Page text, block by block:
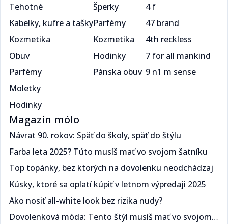
Tehotné
Kabelky, kufre a tašky
Kozmetika
Obuv
Parfémy
Moletky
Hodinky
Šperky
Parfémy
Kozmetika
Hodinky
Pánska obuv
4 f
47 brand
4th reckless
7 for all mankind
9 n1 m sense
Magazín mólo
Návrat 90. rokov: Späť do školy, späť do štýlu​​​​‌ ‍ ​‍​‍‌‍ ‌ ​‍‌‍‍‌‌‍‌ ‌‍‍‌‌‍ ‍​‍​‍​ ‍‍​‍​‍‌ ​ ‌‍​‌‌‍ ‍‌‍‍‌‌ ‌​‌ ‍‌​‍ ‍‌‍‍‌‌‍ ​‍​‍​‍ ​​‍​‍‌‍‍​‌ ​‍‌‍‌‌‌‍‌‍​‍​‍​ ‍‍​‍​‍‌‍‍​‌ ‌​‌ ‌​‌ ​​​ ‍‍​‍ ​‍ ‌‍ ​‌‍ ‌‍​ ‌‍​‌‌‍ ​‌‍‍​‌‍ ‌ ​ ‌ ‌​​ ‍‍​ ​ ​ ​​​ ​​​ ​​​‍ ‌ ​ ‌ ‌​‌ ‌‌‌‍‌​‌‍‍‌‌‍ ​‍ ‌‍‍‌‌‍ ‍‌ ‌​‌‍‌‌‌‍ ‍‌ ‌​​‍ ‌‍‌‌‌‍‌​‌‍‍‌‌ ‌​​‍ ‌‍ ‌‌‍ ‌‍‌​‌‍‌‌​ ‌‌ ​​‌ ​‍‌‍‌‌‌ ​ ‌‍‌‌‌‍ ‍‌ ‌​‌‍​‌‌ ‌​‌‍‍‌‌‍ ‌‍ ‍​ ‍ ‌‍‍‌‌‍‌​​ ‌​ ​‍‌‍​ ‌‍​ ‌‍‌​​ ‍​​ ‍​​ ‌‌​ ​‌​‍ ‌​ ‍​​ ​ ‌‍​‌​ ​‌​‍ ‌​ ‌​‌‍‌​​ ​‌​ ​‍​‍ ‌‌‍​‌‌‍​‌​ ​​​ ​​​‍ ‌​ ‍‌​ ‌ ​ ​‌‌‍​ ​ ​‌​ ​‌‌‍​‍‌‍‌​​ ​‍‌‍‌​‌‍‌‍​ ‌ ​ ‍ ‌ ‌​‌ ‍‌‌ ​​‌‍‌‌​ ‌‌ ​​‌‍ ‌ ​ ‌ ‌​​ ‍ ‌ ​​‌‍​‌‌ ‌​‌‍‍​​ ‌‌ ‌​‌‍‍‌‌ ‌​‌‍ ​‌‍‌‌​ ‌‍​‍‌‍​‌‌ ​ ‌‍‌‌‌‌‌‌‌ ​‍‌‍ ​​ ‌‌‍‍​‌ ‌​‌ ‌​‌ ​​​‍‌‌​ ​ ‌​​‌​‍‌‌​ ​‍‌​‌‍​‍‌‌​ ​‍‌​‌‍‌‍ ​‌‍ ‌‍​ ‌‍​‌‌‍ ​‌‍‍​‌‍ ‌ ​ ‌ ‌​​‍‌‌​ ​ ‌​​‌​ ​ ​ ​​​ ​​​ ​​​‍‌‌​ ​‍‌​‌‍‌ ​ ‌ ‌​‌ ‌‌‌‍‌​‌‍‍‌‌‍ ​‍‌‍‌‍‍‌‌‍‌​​ ‌​ ​‍‌‍​ ‌‍​ ‌‍‌​​ ‍​​ ‍​​ ‌‌​ ​‌​‍ ‌​ ‍​​ ​ ‌‍​‌​ ​‌​‍ ‌​ ‌​‌‍‌​​ ​‌​ ​‍​‍ ‌‌‍​‌‌‍​‌​ ​​​ ​​​‍ ‌​ ‍‌​ ‌ ​ ​‌‌‍​ ​ ​‌​ ​‌‌‍​‍‌‍‌​​ ​‍‌‍‌​‌‍‌‍​ ‌ ​‍‌‍‌ ‌​‌ ‍‌‌ ​​‌‍‌‌​ ‌‌ ​​‌‍ ‌ ​ ‌ ‌​​‍‌‍‌ ​​‌‍​‌‌ ‌​‌‍‍​​ ‌‌ ‌​‌‍‍‌‌ ‌​‌‍ ​‌‍‌‌​‍‌‍‌ ​​‌‍‌‌‌ ​‍‌ ​ ‌ ​​‌‍‌‌‌‍​ ‌ ‌​‌‍‍‌‌ ‌‍‌‍‌‌​ ‌‌ ​​‌ ‌‌‌‍​‍‌‍ ​‌‍‍‌‌ ​ ‌‍‍​‌‍‌‌‌‍‌​​‍​‍‌ ‌
Farba leta 2025? Túto musíš mať vo svojom šatníku ​​​​‌ ‍ ​‍​‍‌‍ ‌ ​‍‌‍‍‌‌‍‌ ‌‍‍‌‌‍ ‍​‍​‍​ ‍‍​‍​‍‌ ​ ‌‍​‌‌‍ ‍‌‍‍‌‌ ‌​‌ ‍‌​‍ ‍‌‍‍‌‌‍ ​‍​‍​‍ ​​‍​‍‌‍‍​‌ ​‍‌‍‌‌‌‍‌‍​‍​‍​ ‍‍​‍​‍‌‍‍​‌ ‌​‌ ‌​‌ ​​​ ‍‍​‍ ​‍ ‌‍ ​‌‍ ‌‍​ ‌‍​‌‌‍ ​‌‍‍​‌‍ ‌ ​ ‌ ‌​​ ‍‍​ ​ ​ ​​​ ​​​ ​​​‍ ‌ ​ ‌ ‌​‌ ‌‌‌‍‌​‌‍‍‌‌‍ ​‍ ‌‍‍‌‌‍ ‍‌ ‌​‌‍‌‌‌‍ ‍‌ ‌​​‍ ‌‍‌‌‌‍‌​‌‍‍‌‌ ‌​​‍ ‌‍ ‌‌‍ ‌‍‌​‌‍‌‌​ ‌‌ ​​‌ ​‍‌‍‌‌‌ ​ ‌‍‌‌‌‍ ‍‌ ‌​‌‍​‌‌ ‌​‌‍‍‌‌‍ ‌‍ ‍​ ‍ ‌‍‍‌‌‍‌​​ ‌​ ​‌‌‍​‌​ ‌​​ ‌‍​ ​​‌‍​‌​ ​‍‌‍​‍​‍ ‌​ ‍​‌‍​‍‌‍​‍‌‍‌‍​‍ ‌​ ‌​‌‍‌‍​ ​​​ ​‍​‍ ‌‌‍​‌‌‍​‍​ ‌ ‌‍‌‍​‍ ‌‌‍‌‍​ ‍‌‌‍​ ‌‍​‍​ ‍‌​ ‍‌‌‍‌‌​ ​​‌‍‌‍​ ​ ‌‍‌​​ ​‍​ ‍ ‌ ‌​‌ ‍‌‌ ​​‌‍‌‌​ ‌‌ ​​‌‍ ‌ ​ ‌ ‌​​ ‍ ‌ ​​‌‍​‌‌ ‌​‌‍‍​​ ‌‌ ‌​‌‍‍‌‌ ‌​‌‍ ​‌‍‌‌​ ‌‍​‍‌‍​‌‌ ​ ‌‍‌‌‌‌‌‌‌ ​‍‌‍ ​​ ‌‌‍‍​‌ ‌​‌ ‌​‌ ​​​‍‌‌​ ​ ‌​​‌​‍‌‌​ ​‍‌​‌‍​‍‌‌​ ​‍‌​‌‍‌‍ ​‌‍ ‌‍​ ‌‍​‌‌‍ ​‌‍‍​‌‍ ‌ ​ ‌ ‌​​‍‌‌​ ​ ‌​​‌​ ​ ​ ​​​ ​​​ ​​​‍‌‌​ ​‍‌​‌‍‌ ​ ‌ ‌​‌ ‌‌‌‍‌​‌‍‍‌‌‍ ​‍‌‍‌‍‍‌‌‍‌​​ ‌​ ​‌‌‍​‌​ ‌​​ ‌‍​ ​​‌‍​‌​ ​‍‌‍​‍​‍ ‌​ ‍​‌‍​‍‌‍​‍‌‍‌‍​‍ ‌​ ‌​‌‍‌‍​ ​​​ ​‍​‍ ‌‌‍​‌‌‍​‍​ ‌ ‌‍‌‍​‍ ‌‌‍‌‍​ ‍‌‌‍​ ‌‍​‍​ ‍‌​ ‍‌‌‍‌‌​ ​​‌‍‌‍​ ​ ‌‍‌​​ ​‍​‍‌‍‌ ‌​‌ ‍‌‌ ​​‌‍‌‌​ ‌‌ ​​‌‍ ‌ ​ ‌ ‌​​‍‌‍‌ ​​‌‍​‌‌ ‌​‌‍‍​​ ‌‌ ‌​‌‍‍‌‌ ‌​‌‍ ​‌‍‌‌​‍‌‍‌ ​​‌‍‌‌‌ ​‍‌ ​ ‌ ​​‌‍‌‌‌‍​ ‌ ‌​‌‍‍‌‌ ‌‍‌‍‌‌​ ‌‌ ​​‌ ‌‌‌‍​‍‌‍ ​‌‍‍‌‌ ​ ‌‍‍​‌‍‌‌‌‍‌​​‍​‍‌ ‌
Top topánky, bez ktorých na dovolenku neodchádzaj​​​​‌ ‍ ​‍​‍‌‍ ‌ ​‍‌‍‍‌‌‍‌ ‌‍‍‌‌‍ ‍​‍​‍​ ‍‍​‍​‍‌ ​ ‌‍​‌‌‍ ‍‌‍‍‌‌ ‌​‌ ‍‌​‍ ‍‌‍‍‌‌‍ ​‍​‍​‍ ​​‍​‍‌‍‍​‌ ​‍‌‍‌‌‌‍‌‍​‍​‍​ ‍‍​‍​‍‌‍‍​‌ ‌​‌ ‌​‌ ​​​ ‍‍​‍ ​‍ ‌‍ ​‌‍ ‌‍​ ‌‍​‌‌‍ ​‌‍‍​‌‍ ‌ ​ ‌ ‌​​ ‍‍​ ​ ​ ​​​ ​​​ ​​​‍ ‌ ​ ‌ ‌​‌ ‌‌‌‍‌​‌‍‍‌‌‍ ​‍ ‌‍‍‌‌‍ ‍‌ ‌​‌‍‌‌‌‍ ‍‌ ‌​​‍ ‌‍‌‌‌‍‌​‌‍‍‌‌ ‌​​‍ ‌‍ ‌‌‍ ‌‍‌​‌‍‌‌​ ‌‌ ​​‌ ​‍‌‍‌‌‌ ​ ‌‍‌‌‌‍ ‍‌ ‌​‌‍​‌‌ ‌​‌‍‍‌‌‍ ‌‍ ‍​ ‍ ‌‍‍‌‌‍‌​​ ‌​ ​‌​ ‍‌​ ​‍‌‍​ ​ ‌ ​ ​‌​ ‌‌​ ​‍​‍ ‌‌‍​‌‌‍​‌​ ‍​‌‍​‍​‍ ‌​ ‌​​ ‌‌​ ‍‌‌‍‌‍​‍ ‌‌‍​‌​ ‍​​ ‌ ​ ‍​​‍ ‌​ ‍‌​ ‌ ​ ​​​ ‍‌‌‍​ ​ ‍​​ ‍‌​ ​‍​ ​​‌‍‌‍‌‍​‍‌‍‌‌​ ‍ ‌ ‌​‌ ‍‌‌ ​​‌‍‌‌​ ‌‌ ​​‌‍ ‌ ​ ‌ ‌​​ ‍ ‌ ​​‌‍​‌‌ ‌​‌‍‍​​ ‌‌ ‌​‌‍‍‌‌ ‌​‌‍ ​‌‍‌‌​ ‌‍​‍‌‍​‌‌ ​ ‌‍‌‌‌‌‌‌‌ ​‍‌‍ ​​ ‌‌‍‍​‌ ‌​‌ ‌​‌ ​​​‍‌‌​ ​ ‌​​‌​‍‌‌​ ​‍‌​‌‍​‍‌‌​ ​‍‌​‌‍‌‍ ​‌‍ ‌‍​ ‌‍​‌‌‍ ​‌‍‍​‌‍ ‌ ​ ‌ ‌​​‍‌‌​ ​ ‌​​‌​ ​ ​ ​​​ ​​​ ​​​‍‌‌​ ​‍‌​‌‍‌ ​ ‌ ‌​‌ ‌‌‌‍‌​‌‍‍‌‌‍ ​‍‌‍‌‍‍‌‌‍‌​​ ‌​ ​‌​ ‍‌​ ​‍‌‍​ ​ ‌ ​ ​‌​ ‌‌​ ​‍​‍ ‌‌‍​‌‌‍​‌​ ‍​‌‍​‍​‍ ‌​ ‌​​ ‌‌​ ‍‌‌‍‌‍​‍ ‌‌‍​‌​ ‍​​ ‌ ​ ‍​​‍ ‌​ ‍‌​ ‌ ​ ​​​ ‍‌‌‍​ ​ ‍​​ ‍‌​ ​‍​ ​​‌‍‌‍‌‍​‍‌‍‌‌​‍‌‍‌ ‌​‌ ‍‌‌ ​​‌‍‌‌​ ‌‌ ​​‌‍ ‌ ​ ‌ ‌​​‍‌‍‌ ​​‌‍​‌‌ ‌​‌‍‍​​ ‌‌ ‌​‌‍‍‌‌ ‌​‌‍ ​‌‍‌‌​‍‌‍‌ ​​‌‍‌‌‌ ​‍‌ ​ ‌ ​​‌‍‌‌‌‍​ ‌ ‌​‌‍‍‌‌ ‌‍‌‍‌‌​ ‌‌ ​​‌ ‌‌‌‍​‍‌‍ ​‌‍‍‌‌ ​ ‌‍‍​‌‍‌‌‌‍‌​​‍​‍‌ ‌
Kúsky, ktoré sa oplatí kúpiť v letnom výpredaji 2025​​​​‌ ‍ ​‍​‍‌‍ ‌ ​‍‌‍‍‌‌‍‌ ‌‍‍‌‌‍ ‍​‍​‍​ ‍‍​‍​‍‌ ​ ‌‍​‌‌‍ ‍‌‍‍‌‌ ‌​‌ ‍‌​‍ ‍‌‍‍‌‌‍ ​‍​‍​‍ ​​‍​‍‌‍‍​‌ ​‍‌‍‌‌‌‍‌‍​‍​‍​ ‍‍​‍​‍‌‍‍​‌ ‌​‌ ‌​‌ ​​​ ‍‍​‍ ​‍ ‌‍ ​‌‍ ‌‍​ ‌‍​‌‌‍ ​‌‍‍​‌‍ ‌ ​ ‌ ‌​​ ‍‍​ ​ ​ ​​​ ​​​ ​​​‍ ‌ ​ ‌ ‌​‌ ‌‌‌‍‌​‌‍‍‌‌‍ ​‍ ‌‍‍‌‌‍ ‍‌ ‌​‌‍‌‌‌‍ ‍‌ ‌​​‍ ‌‍‌‌‌‍‌​‌‍‍‌‌ ‌​​‍ ‌‍ ‌‌‍ ‌‍‌​‌‍‌‌​ ‌‌ ​​‌ ​‍‌‍‌‌‌ ​ ‌‍‌‌‌‍ ‍‌ ‌​‌‍​‌‌ ‌​‌‍‍‌‌‍ ‌‍ ‍​ ‍ ‌‍‍‌‌‍‌​​ ‌‌‍​‌‌‍​‍​ ​ ​ ‌​‌‍‌​‌‍‌‌​ ​ ‌‍‌​​‍ ‌​ ‍‌​ ​‌​ ‍‌​ ​‍​‍ ‌​ ‌​‌‍​‌​ ​‌​ ‍​​‍ ‌‌‍​‌​ ‌‌​ ‍​‌‍‌‌​‍ ‌‌‍‌‍​ ‌‌‌‍​‌‌‍​‌​ ​‌‌‍​ ​ ‍‌​ ‌ ‌‍‌​‌‍​‌​ ​​‌‍​ ​ ‍ ‌ ‌​‌ ‍‌‌ ​​‌‍‌‌​ ‌‌ ​​‌‍ ‌ ​ ‌ ‌​​ ‍ ‌ ​​‌‍​‌‌ ‌​‌‍‍​​ ‌‌ ‌​‌‍‍‌‌ ‌​‌‍ ​‌‍‌‌​ ‌‍​‍‌‍​‌‌ ​ ‌‍‌‌‌‌‌‌‌ ​‍‌‍ ​​ ‌‌‍‍​‌ ‌​‌ ‌​‌ ​​​‍‌‌​ ​ ‌​​‌​‍‌‌​ ​‍‌​‌‍​‍‌‌​ ​‍‌​‌‍‌‍ ​‌‍ ‌‍​ ‌‍​‌‌‍ ​‌‍‍​‌‍ ‌ ​ ‌ ‌​​‍‌‌​ ​ ‌​​‌​ ​ ​ ​​​ ​​​ ​​​‍‌‌​ ​‍‌​‌‍‌ ​ ‌ ‌​‌ ‌‌‌‍‌​‌‍‍‌‌‍ ​‍‌‍‌‍‍‌‌‍‌​​ ‌‌‍​‌‌‍​‍​ ​ ​ ‌​‌‍‌​‌‍‌‌​ ​ ‌‍‌​​‍ ‌​ ‍‌​ ​‌​ ‍‌​ ​‍​‍ ‌​ ‌​‌‍​‌​ ​‌​ ‍​​‍ ‌‌‍​‌​ ‌‌​ ‍​‌‍‌‌​‍ ‌‌‍‌‍​ ‌‌‌‍​‌‌‍​‌​ ​‌‌‍​ ​ ‍‌​ ‌ ‌‍‌​‌‍​‌​ ​​‌‍​ ​‍‌‍‌ ‌​‌ ‍‌‌ ​​‌‍‌‌​ ‌‌ ​​‌‍ ‌ ​ ‌ ‌​​‍‌‍‌ ​​‌‍​‌‌ ‌​‌‍‍​​ ‌‌ ‌​‌‍‍‌‌ ‌​‌‍ ​‌‍‌‌​‍‌‍‌ ​​‌‍‌‌‌ ​‍‌ ​ ‌ ​​‌‍‌‌‌‍​ ‌ ‌​‌‍‍‌‌ ‌‍‌‍‌‌​ ‌‌ ​​‌ ‌‌‌‍​‍‌‍ ​‌‍‍‌‌ ​ ‌‍‍​‌‍‌‌‌‍‌​​‍​‍‌ ‌
Ako nosiť all-white look bez rizika nudy?​​​​‌ ‍ ​‍​‍‌‍ ‌ ​‍‌‍‍‌‌‍‌ ‌‍‍‌‌‍ ‍​‍​‍​ ‍‍​‍​‍‌ ​ ‌‍​‌‌‍ ‍‌‍‍‌‌ ‌​‌ ‍‌​‍ ‍‌‍‍‌‌‍ ​‍​‍​‍ ​​‍​‍‌‍‍​‌ ​‍‌‍‌‌‌‍‌‍​‍​‍​ ‍‍​‍​‍‌‍‍​‌ ‌​‌ ‌​‌ ​​​ ‍‍​‍ ​‍ ‌‍ ​‌‍ ‌‍​ ‌‍​‌‌‍ ​‌‍‍​‌‍ ‌ ​ ‌ ‌​​ ‍‍​ ​ ​ ​​​ ​​​ ​​​‍ ‌ ​ ‌ ‌​‌ ‌‌‌‍‌​‌‍‍‌‌‍ ​‍ ‌‍‍‌‌‍ ‍‌ ‌​‌‍‌‌‌‍ ‍‌ ‌​​‍ ‌‍‌‌‌‍‌​‌‍‍‌‌ ‌​​‍ ‌‍ ‌‌‍ ‌‍‌​‌‍‌‌​ ‌‌ ​​‌ ​‍‌‍‌‌‌ ​ ‌‍‌‌‌‍ ‍‌ ‌​‌‍​‌‌ ‌​‌‍‍‌‌‍ ‌‍ ‍​ ‍ ‌‍‍‌‌‍‌​​ ‌‌‍‌‍​ ‌‌​ ‍‌​ ‍‌​ ‍​​ ‌‌‌‍‌‍​ ​ ​‍ ‌​ ‍‌‌‍​ ​ ​ ‌‍​‌​‍ ‌​ ‌​‌‍‌‌​ ‌​​ ​​​‍ ‌​ ‍​​ ‌ ​ ​‍‌‍‌‌​‍ ‌​ ‌​​ ​‌‌‍‌​‌‍‌‌‌‍‌‌‌‍​‍‌‍‌‌​ ​‌​ ‍‌‌‍‌‌​ ‌‍​ ‌ ​ ‍ ‌ ‌​‌ ‍‌‌ ​​‌‍‌‌​ ‌‌ ​​‌‍ ‌ ​ ‌ ‌​​ ‍ ‌ ​​‌‍​‌‌ ‌​‌‍‍​​ ‌‌ ‌​‌‍‍‌‌ ‌​‌‍ ​‌‍‌‌​ ‌‍​‍‌‍​‌‌ ​ ‌‍‌‌‌‌‌‌‌ ​‍‌‍ ​​ ‌‌‍‍​‌ ‌​‌ ‌​‌ ​​​‍‌‌​ ​ ‌​​‌​‍‌‌​ ​‍‌​‌‍​‍‌‌​ ​‍‌​‌‍‌‍ ​‌‍ ‌‍​ ‌‍​‌‌‍ ​‌‍‍​‌‍ ‌ ​ ‌ ‌​​‍‌‌​ ​ ‌​​‌​ ​ ​ ​​​ ​​​ ​​​‍‌‌​ ​‍‌​‌‍‌ ​ ‌ ‌​‌ ‌‌‌‍‌​‌‍‍‌‌‍ ​‍‌‍‌‍‍‌‌‍‌​​ ‌‌‍‌‍​ ‌‌​ ‍‌​ ‍‌​ ‍​​ ‌‌‌‍‌‍​ ​ ​‍ ‌​ ‍‌‌‍​ ​ ​ ‌‍​‌​‍ ‌​ ‌​‌‍‌‌​ ‌​​ ​​​‍ ‌​ ‍​​ ‌ ​ ​‍‌‍‌‌​‍ ‌​ ‌​​ ​‌‌‍‌​‌‍‌‌‌‍‌‌‌‍​‍‌‍‌‌​ ​‌​ ‍‌‌‍‌‌​ ‌‍​ ‌ ​‍‌‍‌ ‌​‌ ‍‌‌ ​​‌‍‌‌​ ‌‌ ​​‌‍ ‌ ​ ‌ ‌​​‍‌‍‌ ​​‌‍​‌‌ ‌​‌‍‍​​ ‌‌ ‌​‌‍‍‌‌ ‌​‌‍ ​‌‍‌‌​‍‌‍‌ ​​‌‍‌‌‌ ​‍‌ ​ ‌ ​​‌‍‌‌‌‍​ ‌ ‌​‌‍‍‌‌ ‌‍‌‍‌‌​ ‌‌ ​​‌ ‌‌‌‍​‍‌‍ ​‌‍‍‌‌ ​ ‌‍‍​‌‍‌‌‌‍‌​​‍​‍‌ ‌
Dovolenková móda: Tento štýl musíš mať vo svojom šatníku ​​​​‌ ‍ ​‍​‍‌‍ ‌ ​‍‌‍‍‌‌‍‌ ‌‍‍‌‌‍ ‍​‍​‍​ ‍‍​‍​‍‌ ​ ‌‍​‌‌‍ ‍‌‍‍‌‌ ‌​‌ ‍‌​‍ ‍‌‍‍‌‌‍ ​‍​‍​‍ ​​‍​‍‌‍‍​‌ ​‍‌‍‌‌‌‍‌‍​‍​‍​ ‍‍​‍​‍‌‍‍​‌ ‌​‌ ‌​‌ ​​​ ‍‍​‍ ​‍ ‌‍ ​‌‍ ‌‍​ ‌‍​‌‌‍ ​‌‍‍​‌‍ ‌ ​ ‌ ‌​​ ‍‍​ ​ ​ ​​​ ​​​ ​​​‍ ‌ ​ ‌ ‌​‌ ‌‌‌‍‌​‌‍‍‌‌‍ ​‍ ‌‍‍‌‌‍ ‍‌ ‌​‌‍‌‌‌‍ ‍‌ ‌​​‍ ‌‍‌‌‌‍‌​‌‍‍‌‌ ‌​​‍ ‌‍ ‌‌‍ ‌‍‌​‌‍‌‌​ ‌‌ ​​‌ ​‍‌‍‌‌‌ ​ ‌‍‌‌‌‍ ‍‌ ‌​‌‍​‌‌ ‌​‌‍‍‌‌‍ ‌‍ ‍​ ‍ ‌‍‍‌‌‍‌​​ ‌​ ​​​ ‌‌​ ​​‌‍‌‌​ ‍​‌‍‌​​ ​​‌‍‌‌​‍ ‌​ ​​​ ‍‌​ ‌ ​ ‍​​‍ ‌​ ‌​​ ​ ‌‍​ ​ ‌​​‍ ‌​ ‍‌‌‍​‌​ ‍‌​ ​​​‍ ‌​ ‍​​ ​‌​ ‍​​ ​‍​ ​​‌‍‌‌​ ​ ​ ​‌​ ​ ‌‍​ ​ ‍​​ ​‍​ ‍ ‌ ‌​‌ ‍‌‌ ​​‌‍‌‌​ ‌‌ ​​‌‍ ‌ ​ ‌ ‌​​ ‍ ‌ ​​‌‍​‌‌ ‌​‌‍‍​​ ‌‌ ‌​‌‍‍‌‌ ‌​‌‍ ​‌‍‌‌​ ‌‍​‍‌‍​‌‌ ​ ‌‍‌‌‌‌‌‌‌ ​‍‌‍ ​​ ‌‌‍‍​‌ ‌​‌ ‌​‌ ​​​‍‌‌​ ​ ‌​​‌​‍‌‌​ ​‍‌​‌‍​‍‌‌​ ​‍‌​‌‍‌‍ ​‌‍ ‌‍​ ‌‍​‌‌‍ ​‌‍‍​‌‍ ‌ ​ ‌ ‌​​‍‌‌​ ​ ‌​​‌​ ​ ​ ​​​ ​​​ ​​​‍‌‌​ ​‍‌​‌‍‌ ​ ‌ ‌​‌ ‌‌‌‍‌​‌‍‍‌‌‍ ​‍‌‍‌‍‍‌‌‍‌​​ ‌​ ​​​ ‌‌​ ​​‌‍‌‌​ ‍​‌‍‌​​ ​​‌‍‌‌​‍ ‌​ ​​​ ‍‌​ ‌ ​ ‍​​‍ ‌​ ‌​​ ​ ‌‍​ ​ ‌​​‍ ‌​ ‍‌‌‍​‌​ ‍‌​ ​​​‍ ‌​ ‍​​ ​‌​ ‍​​ ​‍​ ​​‌‍‌‌​ ​ ​ ​‌​ ​ ‌‍​ ​ ‍​​ ​‍​‍‌‍‌ ‌​‌ ‍‌‌ ​​‌‍‌‌​ ‌‌ ​​‌‍ ‌ ​ ‌ ‌​​‍‌‍‌ ​​‌‍​‌‌ ‌​‌‍‍​​ ‌‌ ‌​‌‍‍‌‌ ‌​‌‍ ​‌‍‌‌​‍‌‍‌ ​​‌‍‌‌‌ ​‍‌ ​ ‌ ​​‌‍‌‌‌‍​ ‌ ‌​‌‍‍‌‌ ‌‍‌‍‌‌​ ‌‌ ​​‌ ‌‌‌‍​‍‌‍ ​‌‍‍‌‌ ​ ‌‍‍​‌‍‌‌‌‍‌​​‍​‍‌ ‌